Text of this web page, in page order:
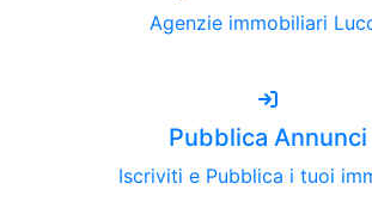
Agenzie immobiliari
Pubblica Annunci
Iscriviti e Pubblica i tuoi